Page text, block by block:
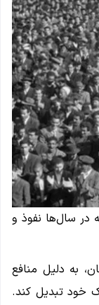
در سال‌ها نفوذ و
به دلیل منافع
خود تبدیل کند.